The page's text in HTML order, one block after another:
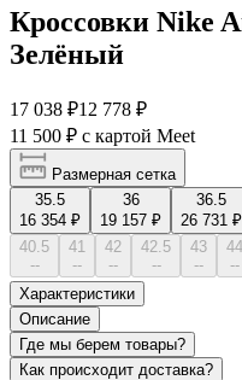
Кроссовки Nike
Зелёный
17 038 ₽12 778 ₽
11 500 ₽ с картой Meet
Размерная сетка
35.5
16 354 ₽
36
19 157 ₽
36.5
26 731 ₽
40.5
--
41
--
42
--
42.5
--
43
--
44
--
Характеристики
Описание
Где мы берем товары?
Как происходит доставка?